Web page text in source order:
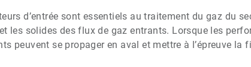
d’entrée sont essentiels au traitement du gaz du
les solides des flux de gaz entrants. Lorsque les
peuvent se propager en aval et mettre à l’épreuve la